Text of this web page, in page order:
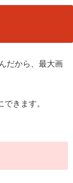
だから、最大画
きます。